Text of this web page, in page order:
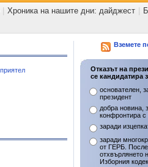
Хроника на нашите дни: дайджест
Вземете
Отказът на
се кандидатира
основателен,
президент
добра новина,
конфронтира с
заради
заради
от ГЕРБ.
отхвърлянето
Изборния